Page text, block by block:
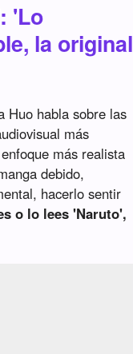
'Lo
la original
Huo habla sobre las
más
más realista
debido,
hacerlo sentir
o lo lees 'Naruto',